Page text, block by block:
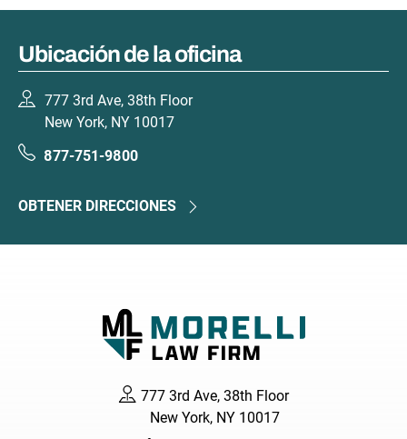
Ubicación de la oficina
777 3rd Ave, 38th Floor
New York, NY 10017
877-751-9800
OBTENER DIRECCIONES
777 3rd Ave, 38th Floor
New York, NY 10017